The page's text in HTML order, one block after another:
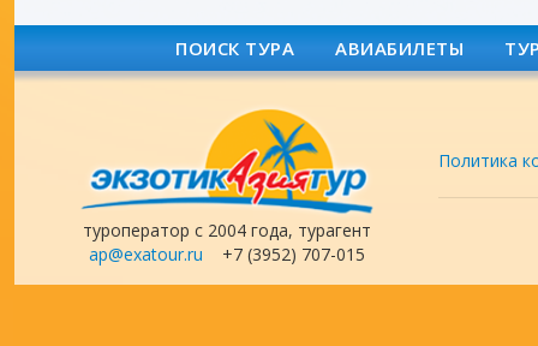
ПОИСК ТУРА АВИАБИЛЕТЫ
туроператор с 2004 года, турагент
ap@exatour.ru +7 (3952) 707-015
Политика